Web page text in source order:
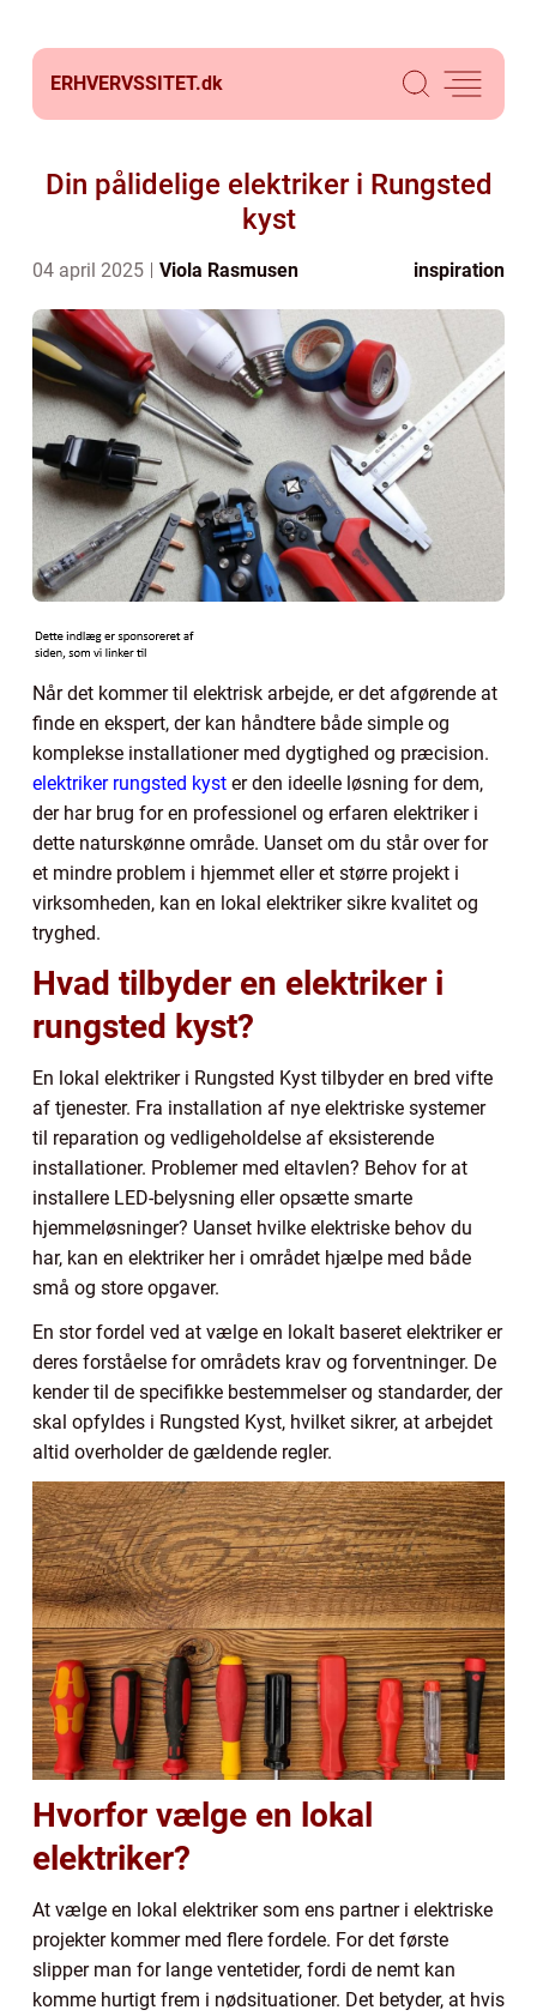
ERHVERVSSITET.dk
Din pålidelige elektriker i Rungsted
kyst
04 april 2025 Viola Rasmusen inspiration
Når det kommer til elektrisk arbejde, er det afgørende at
finde en ekspert, der kan håndtere både simple og
komplekse installationer med dygtighed og præcision.
elektriker rungsted kyst er den ideelle løsning for dem,
der har brug for en professionel og erfaren elektriker i
dette naturskønne område. Uanset om du står over for
et mindre problem i hjemmet eller et større projekt i
virksomheden, kan en lokal elektriker sikre kvalitet og
tryghed.
Hvad tilbyder en elektriker i
rungsted kyst?
En lokal elektriker i Rungsted Kyst tilbyder en bred vifte
af tjenester. Fra installation af nye elektriske systemer
til reparation og vedligeholdelse af eksisterende
installationer. Problemer med eltavlen? Behov for at
installere LED-belysning eller opsætte smarte
hjemmeløsninger? Uanset hvilke elektriske behov du
har, kan en elektriker her i området hjælpe med både
små og store opgaver.
En stor fordel ved at vælge en lokalt baseret elektriker er
deres forståelse for områdets krav og forventninger. De
kender til de specifikke bestemmelser og standarder, der
skal opfyldes i Rungsted Kyst, hvilket sikrer, at arbejdet
altid overholder de gældende regler.
Hvorfor vælge en lokal
elektriker?
At vælge en lokal elektriker som ens partner i elektriske
projekter kommer med flere fordele. For det første
slipper man for lange ventetider, fordi de nemt kan
komme hurtigt frem i nødsituationer. Det betyder, at hvis